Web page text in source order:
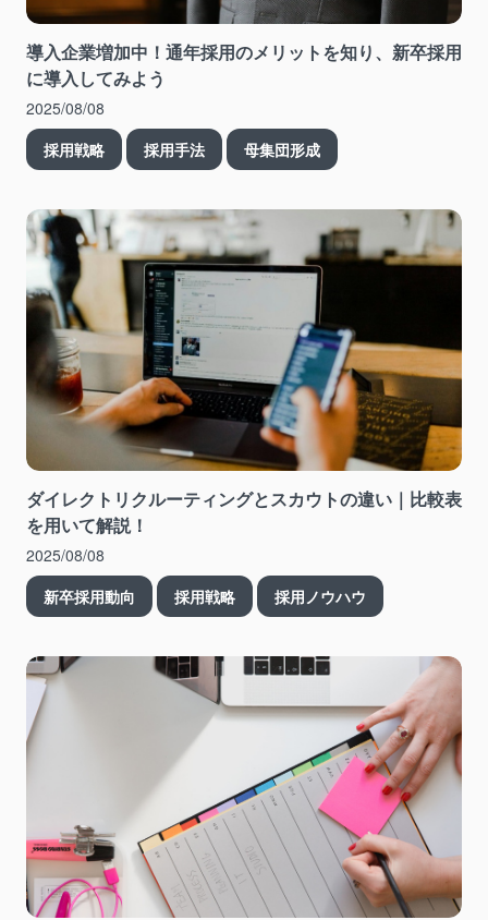
導入企業増加中！通年採用のメリットを知り、新卒採用
に導入してみよう
2025/08/08
採用戦略
採用手法 母集団形成
ダイレクトリクルーティングとスカウトの違い｜比較表
を用いて解説！
2025/08/08
新卒採用動向
採用戦略 採用ノウハウ